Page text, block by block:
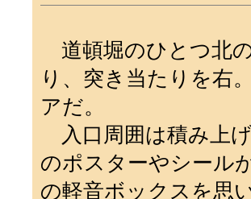
道頓堀のひとつ北
り、突き当たりを右
アだ。
入口周囲は積み上
のポスターやシール
の軽音ボックスを思